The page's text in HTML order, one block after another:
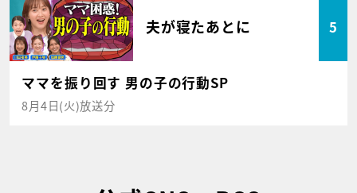
夫が寝たあとに 5
ママを振り回す 男の子の行動SP
8月4日(火)放送分